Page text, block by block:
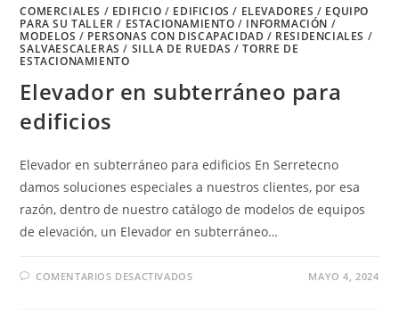
COMERCIALES / EDIFICIO / EDIFICIOS / ELEVADORES / EQUIPO
PARA SU TALLER / ESTACIONAMIENTO / INFORMACIÓN /
MODELOS / PERSONAS CON DISCAPACIDAD / RESIDENCIALES /
SALVAESCALERAS / SILLA DE RUEDAS /TORRE DE
ESTACIONAMIENTO
Elevador en subterráneo para
edificios
Elevador en subterráneo para edificios En Serretecno
damos soluciones especiales a nuestros clientes, por esa
razón, dentro de nuestro catálogo de modelos de equipos
de elevación, un Elevador en subterráneo…
COMENTARIOS DESACTIVADOSEN MAYO 4, 2024